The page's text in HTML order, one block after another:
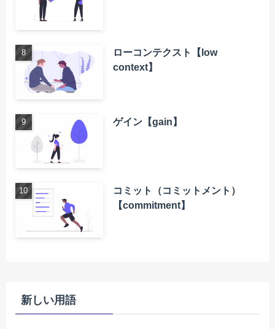
ローコンテクスト【low
context】
ゲイン【gain】
コミット（コミットメント）
【commitment】
新しい用語